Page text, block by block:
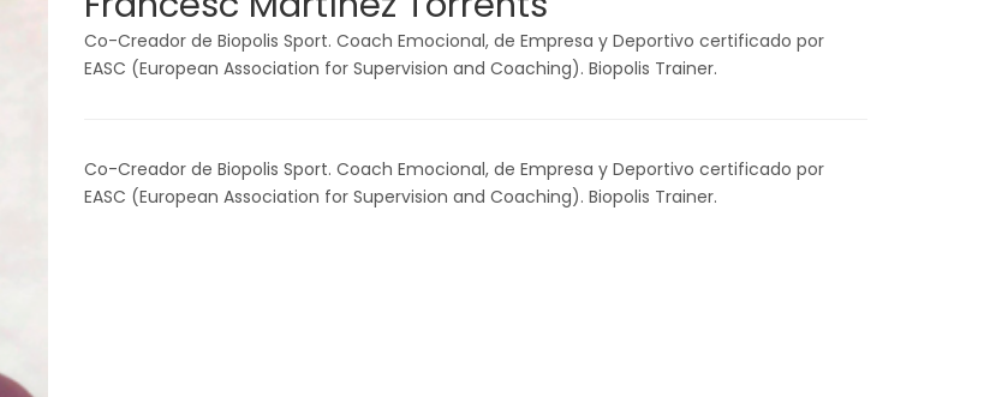
Co-Creador de Biopolis Sport. Coach Emocional, de Empresa y Deportivo certificado por
EASC (European Association for Supervision and Coaching). Biopolis Trainer.
Co-Creador de Biopolis Sport. Coach Emocional, de Empresa y Deportivo certificado por
EASC (European Association for Supervision and Coaching). Biopolis Trainer.